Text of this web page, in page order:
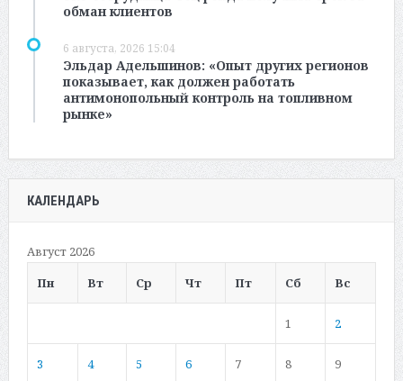
обман клиентов
6 августа, 2026 15:04
Эльдар Адельшинов: «Опыт других регионов
показывает, как должен работать
антимонопольный контроль на топливном
рынке»
КАЛЕНДАРЬ
Август 2026
Пн
Вт Ср Чт Пт Сб Вс
1 2
3 4 5 6 7 8 9